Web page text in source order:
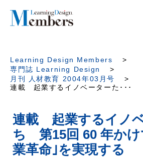
Learning Design Members
専門誌 Learning Design
月刊 人材教育 2004年03月号
連載 起業するイノベーターた･･･
連載 起業するイノ
ち 第15回 60 年かけ
業革命｣を実現する